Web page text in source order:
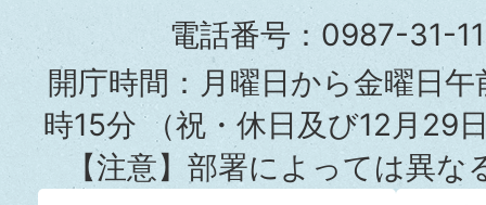
役
所
電話番号：0987-31-
開庁時間：月曜日から金曜日
時15分（祝・休日及び12月29
【注意】部署によっては異